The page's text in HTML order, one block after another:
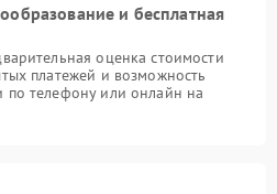
и бесплатная
оценка стоимости
платежей и возможность
по телефону или онлайн на